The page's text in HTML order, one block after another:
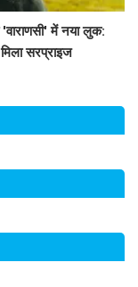
में नया लुक:
सरप्राइज